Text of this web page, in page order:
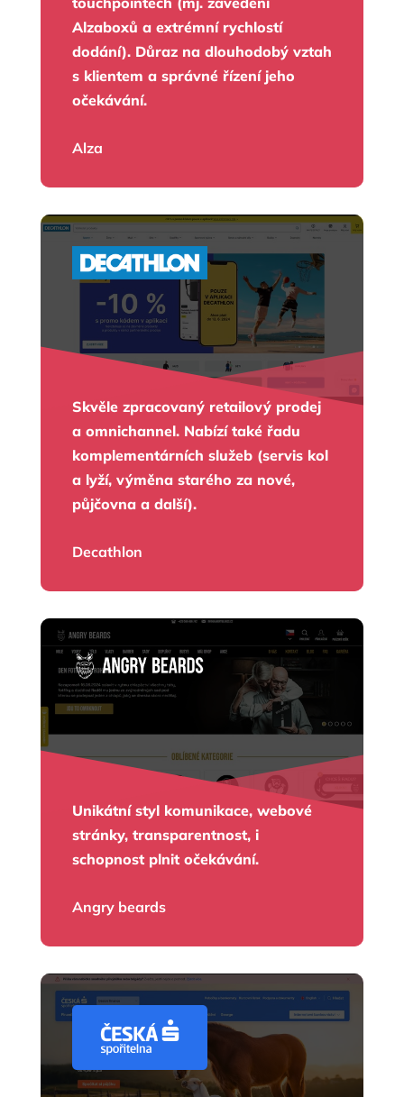
Alzaboxů a extrémní rychlostí
dodání). Důraz na dlouhodobý vztah
s klientem a správné řízení jeho
očekávání.
Alza
Skvěle zpracovaný retailový prodej
a omnichannel. Nabízí také řadu
komplementárních služeb (servis kol
a lyží, výměna starého za nové,
půjčovna a další).
Decathlon
Unikátní styl komunikace, webové
stránky, transparentnost, i
schopnost plnit očekávání.
Angry beards